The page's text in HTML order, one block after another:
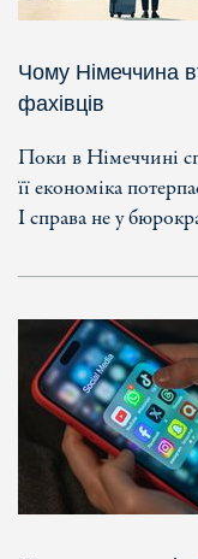
Чому Німеччина
фахівців
Поки в Німеччині
її економіка
І справа не у